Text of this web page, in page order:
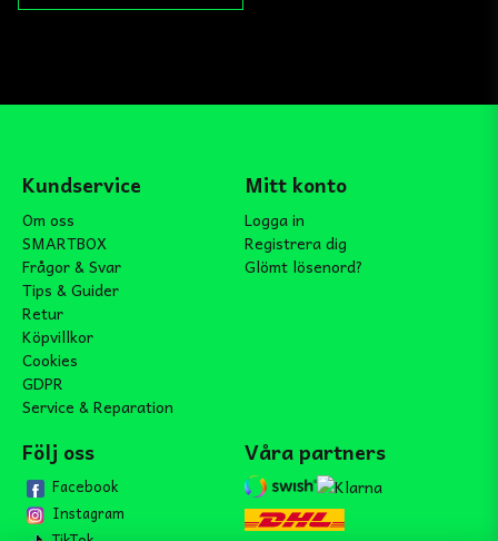
Kundservice
Om oss
SMARTBOX
Frågor & Svar
Tips & Guider
Retur
Köpvillkor
Cookies
GDPR
Service & Reparation
Mitt konto
Logga in
Registrera dig
Glömt lösenord?
Följ oss
Facebook
Instagram
Våra partners